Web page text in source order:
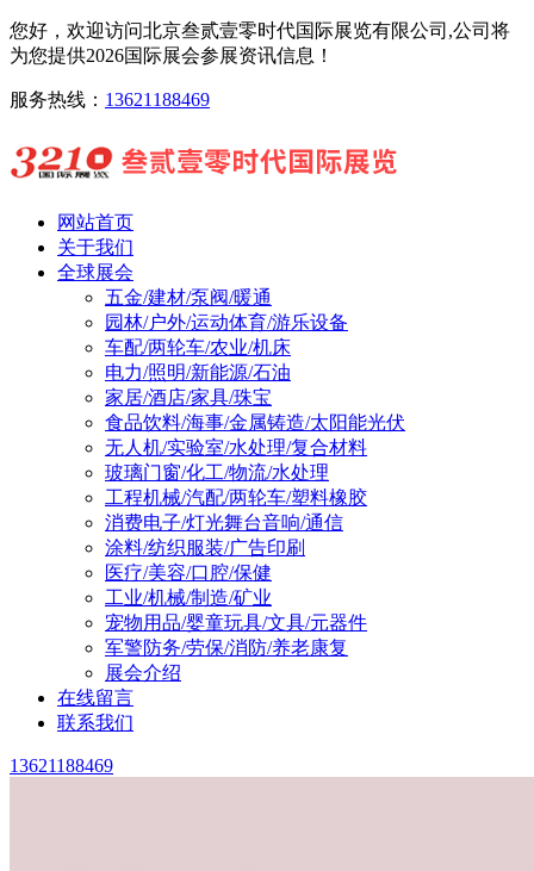
您好，欢迎访问北京叁贰壹零时代国际展览有限公司,公司将
为您提供2026国际展会参展资讯信息！
服务热线： 13621188469
网站首页
关于我们
全球展会
五金/建材/泵阀/暖通
园林/户外/运动体育/游乐设备
车配/两轮车/农业/机床
电力/照明/新能源/石油
家居/酒店/家具/珠宝
食品饮料/海事/金属铸造/太阳能光伏
无人机/实验室/水处理/复合材料
玻璃门窗/化工/物流/水处理
工程机械/汽配/两轮车/塑料橡胶
消费电子/灯光舞台音响/通信
涂料/纺织服装/广告印刷
医疗/美容/口腔/保健
工业/机械/制造/矿业
宠物用品/婴童玩具/文具/元器件
军警防务/劳保/消防/养老康复
展会介绍
在线留言
联系我们
13621188469